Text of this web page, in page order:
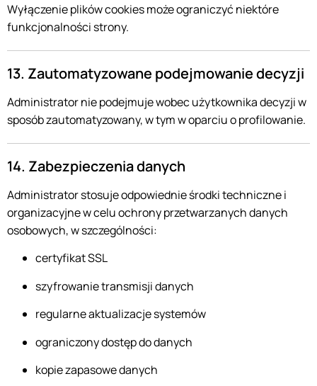
Wyłączenie plików cookies może ograniczyć niektóre
funkcjonalności strony.
13. Zautomatyzowane podejmowanie decyzji
Administrator nie podejmuje wobec użytkownika decyzji w
sposób zautomatyzowany, w tym w oparciu o profilowanie.
14. Zabezpieczenia danych
Administrator stosuje odpowiednie środki techniczne i
organizacyjne w celu ochrony przetwarzanych danych
osobowych, w szczególności:
certyfikat SSL
szyfrowanie transmisji danych
regularne aktualizacje systemów
ograniczony dostęp do danych
kopie zapasowe danych